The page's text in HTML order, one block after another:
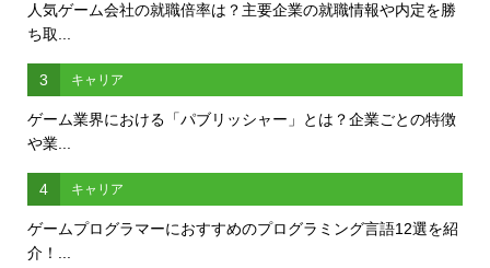
人気ゲーム会社の就職倍率は？主要企業の就職情報や内定を勝
ち取...
3 キャリア
ゲーム業界における「パブリッシャー」とは？企業ごとの特徴
や業...
4 キャリア
ゲームプログラマーにおすすめのプログラミング言語12選を紹
介！...